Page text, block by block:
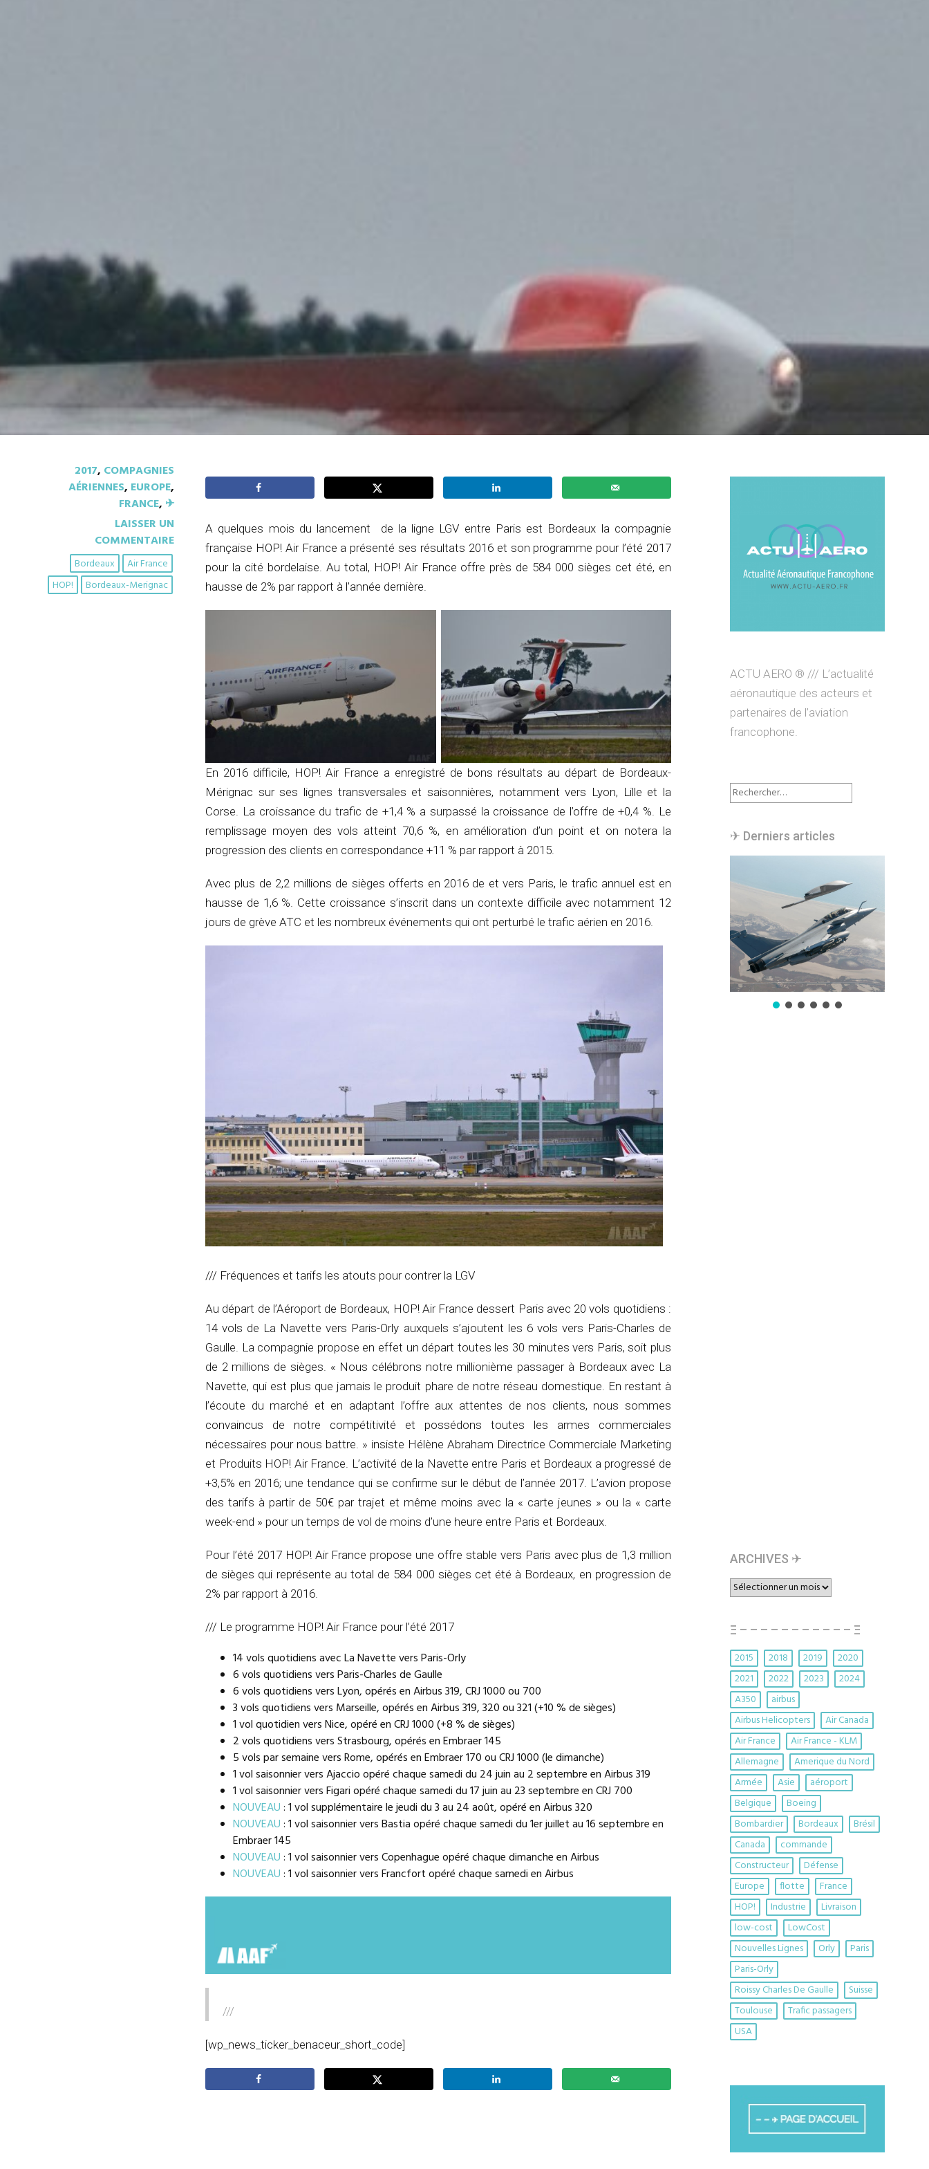
2017, COMPAGNIES
AÉRIENNES, EUROPE,
FRANCE, ✈︎
LAISSER UN
COMMENTAIRE
Air France
Bordeaux
Bordeaux-Merignac
HOP!
A quelques mois du lancement de la ligne LGV entre Paris est Bordeaux la compagnie
française HOP! Air France a présenté ses résultats 2016 et son programme pour l’été 2017
pour la cité bordelaise. Au total, HOP! Air France offre près de 584 000 sièges cet été, en
hausse de 2% par rapport à l’année dernière.
En 2016 difficile, HOP! Air France a enregistré de bons résultats au départ de Bordeaux-
Mérignac sur ses lignes transversales et saisonnières, notamment vers Lyon, Lille et la
Corse. La croissance du trafic de +1,4 % a surpassé la croissance de l’offre de +0,4 %. Le
remplissage moyen des vols atteint 70,6 %, en amélioration d’un point et on notera la
progression des clients en correspondance +11 % par rapport à 2015.
Avec plus de 2,2 millions de sièges offerts en 2016 de et vers Paris, le trafic annuel est en
hausse de 1,6 %. Cette croissance s’inscrit dans un contexte difficile avec notamment 12
jours de grève ATC et les nombreux événements qui ont perturbé le trafic aérien en 2016.
/// Fréquences et tarifs les atouts pour contrer la LGV
Au départ de l’Aéroport de Bordeaux, HOP! Air France dessert Paris avec 20 vols quotidiens :
14 vols de La Navette vers Paris-Orly auxquels s’ajoutent les 6 vols vers Paris-Charles de
Gaulle. La compagnie propose en effet un départ toutes les 30 minutes vers Paris, soit plus
de 2 millions de sièges. « Nous célébrons notre millionième passager à Bordeaux avec La
Navette, qui est plus que jamais le produit phare de notre réseau domestique. En restant à
l’écoute du marché et en adaptant l’offre aux attentes de nos clients, nous sommes
convaincus de notre compétitivité et possédons toutes les armes commerciales
nécessaires pour nous battre. » insiste Hélène Abraham Directrice Commerciale Marketing
et Produits HOP! Air France. L’activité de la Navette entre Paris et Bordeaux a progressé de
+3,5% en 2016; une tendance qui se confirme sur le début de l’année 2017. L’avion propose
des tarifs à partir de 50€ par trajet et même moins avec la « carte jeunes » ou la « carte
week-end » pour un temps de vol de moins d’une heure entre Paris et Bordeaux.
Pour l’été 2017 HOP! Air France propose une offre stable vers Paris avec plus de 1,3 million
de sièges qui représente au total de 584 000 sièges cet été à Bordeaux, en progression de
2% par rapport à 2016.
/// Le programme HOP! Air France pour l’été 2017
14 vols quotidiens avec La Navette vers Paris-Orly
6 vols quotidiens vers Paris-Charles de Gaulle
6 vols quotidiens vers Lyon, opérés en Airbus 319, CRJ 1000 ou 700
3 vols quotidiens vers Marseille, opérés en Airbus 319, 320 ou 321 (+10 % de sièges)
1 vol quotidien vers Nice, opéré en CRJ 1000 (+8 % de sièges)
2 vols quotidiens vers Strasbourg, opérés en Embraer 145
5 vols par semaine vers Rome, opérés en Embraer 170 ou CRJ 1000 (le dimanche)
1 vol saisonnier vers Ajaccio opéré chaque samedi du 24 juin au 2 septembre en Airbus 319
1 vol saisonnier vers Figari opéré chaque samedi du 17 juin au 23 septembre en CRJ 700
NOUVEAU: 1 vol supplémentaire le jeudi du 3 au 24 août, opéré en Airbus 320
NOUVEAU: 1 vol saisonnier vers Bastia opéré chaque samedi du 1er juillet au 16 septembre en
Embraer 145
NOUVEAU: 1 vol saisonnier vers Copenhague opéré chaque dimanche en Airbus
NOUVEAU: 1 vol saisonnier vers Francfort opéré chaque samedi en Airbus
///
[wp_news_ticker_benaceur_short_code]
ACTU AERO ® /// L’actualité
aéronautique des acteurs et
partenaires de l’aviation
francophone.
Rechercher :
✈︎ Derniers articles
ARCHIVES ✈︎
ARCHIVES
✈︎
Ξ – – – – – – – – – – – Ξ
2015 2018 2019
2020
2021
2022 2023
2024
A350
airbus
Airbus Helicopters
Air Canada
Air France
Air France - KLM
Allemagne
Amerique du Nord
Armée
Asie
aéroport
Belgique
Boeing
Bombardier
Bordeaux
Brésil
Canada
commande
Constructeur
Défense
Europe
flotte
France
HOP!
Industrie
Livraison
low-cost
LowCost
Nouvelles Lignes
Orly
Paris
Paris-Orly
Roissy Charles De Gaulle
Suisse
Toulouse
Trafic passagers
USA